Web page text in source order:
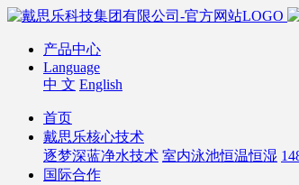
产品中心
Language
中 文 English
首页
戴思乐核心技术
逐梦深蓝净水技术 室内泳池恒温恒湿
国际合作